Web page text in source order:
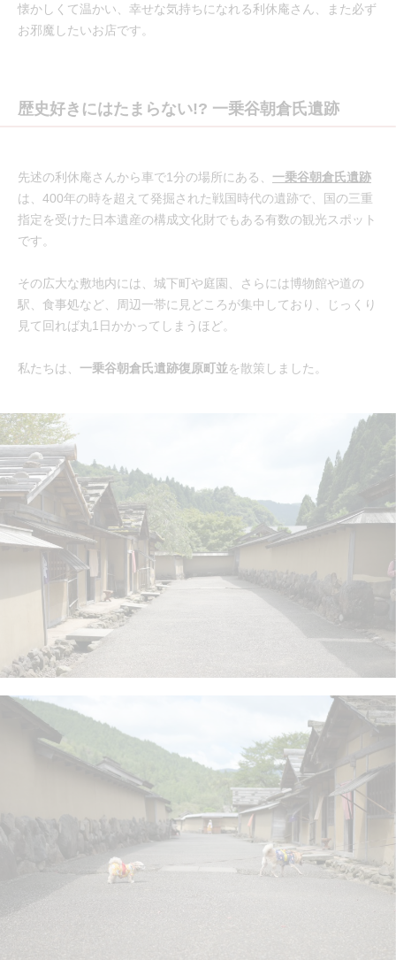
懐かしくて温かい、幸せな気持ちになれる利休庵さん、また必ず
お邪魔したいお店です。
歴史好きにはたまらない!? 一乗谷朝倉氏遺跡
先述の利休庵さんから車で1分の場所にある、 一乗谷朝倉氏遺跡
は、400年の時を超えて発掘された戦国時代の遺跡で、国の三重
指定を受けた日本遺産の構成文化財でもある有数の観光スポット
です。
その広大な敷地内には、城下町や庭園、さらには博物館や道の
駅、食事処など、周辺一帯に見どころが集中しており、じっくり
見て回れば丸1日かかってしまうほど。
私たちは、 一乗谷朝倉氏遺跡復原町並を散策しました。